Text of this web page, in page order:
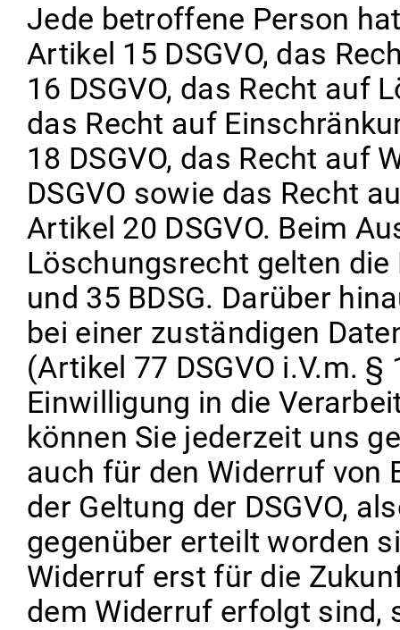
Jede betroffene Person
Artikel 15 DSGVO, das
16 DSGVO, das Recht auf
das Recht auf
18 DSGVO, das Recht auf
DSGVO sowie das Recht
Artikel 20 DSGVO. Beim
Löschungsrecht gelten
und 35 BDSG. Darüber
bei einer zuständigen
(Artikel 77 DSGVO i.V.m. §
Einwilligung in die
können Sie jederzeit uns
auch für den Widerruf von
der Geltung der DSGVO,
gegenüber erteilt worden
Widerruf erst für die
dem Widerruf erfolgt sind,